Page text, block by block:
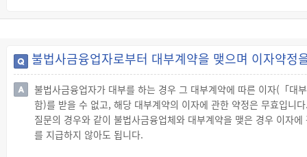
불법사금융업자로부터 대부계약을 맺으며 이자약
불법사금융업자가 대부를 하는 경우 그 대부계약에 따른 이자(「
함)를 받을 수 없고, 해당 대부계약의 이자에 관한 약정은 무효입니
질문의 경우와 같이 불법사금융업체와 대부계약을 맺은 경우 이자
를 지급하지 않아도 됩니다.